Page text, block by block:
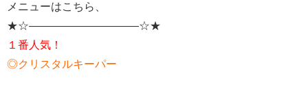
メニューはこちら、
★☆——————————☆★
１番人気！
◎クリスタルキーパー